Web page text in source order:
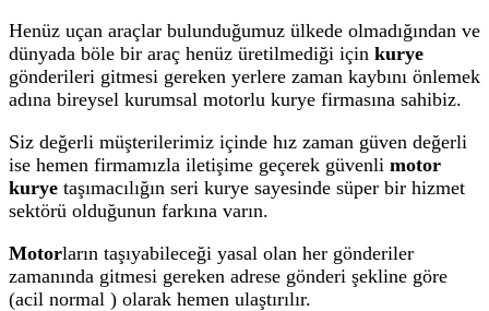
Henüz uçan araçlar bulunduğumuz ülkede olmadığından ve
dünyada böle bir araç henüz üretilmediği için kurye
gönderileri gitmesi gereken yerlere zaman kaybını önlemek
adına bireysel kurumsal motorlu kurye firmasına sahibiz.
Siz değerli müşterilerimiz içinde hız zaman güven değerli
ise hemen firmamızla iletişime geçerek güvenli motor
kurye taşımacılığın seri kurye sayesinde süper bir hizmet
sektörü olduğunun farkına varın.
Motorların taşıyabileceği yasal olan her gönderiler
zamanında gitmesi gereken adrese gönderi şekline göre
(acil normal ) olarak hemen ulaştırılır.